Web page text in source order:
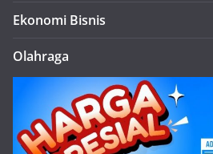
Ekonomi Bisnis
Olahraga